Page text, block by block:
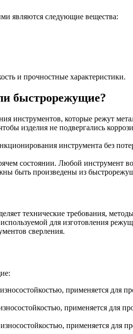
являются следующие вещества:
и прочностные характеристики.
быстрорежущие?
инструментов, которые режут
изделия не подвергались
инструмента без
состоянии. Любой
быть произведены из
технические требования,
для изготовления
сверления.
применяется
применяется для
применяется